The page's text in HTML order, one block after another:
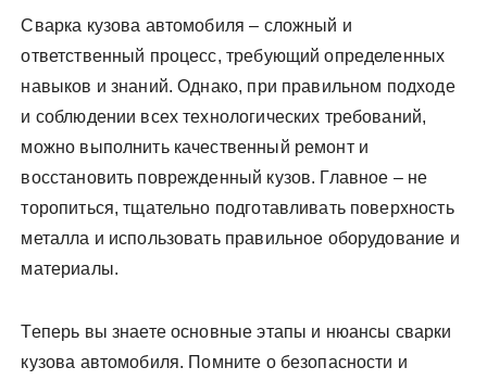
Сварка кузова автомобиля – сложный и
ответственный процесс, требующий определенных
навыков и знаний. Однако, при правильном подходе
и соблюдении всех технологических требований,
можно выполнить качественный ремонт и
восстановить поврежденный кузов. Главное – не
торопиться, тщательно подготавливать поверхность
металла и использовать правильное оборудование и
материалы.
Теперь вы знаете основные этапы и нюансы сварки
кузова автомобиля. Помните о безопасности и